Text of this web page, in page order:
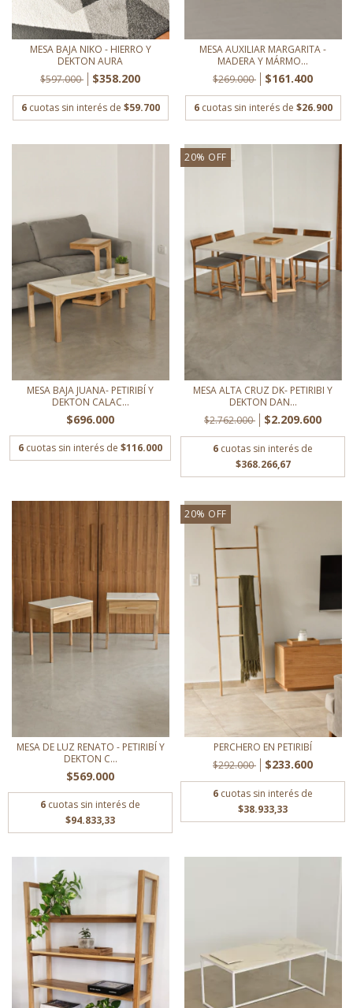
MESA BAJA NIKO - HIERRO Y
DEKTON AURA
$597.000
$358.200
6 cuotas sin interés de $59.700
MESA AUXILIAR MARGARITA -
MADERA Y MÁRMO...
$269.000
$161.400
6 cuotas sin interés de $26.900
MESA BAJA JUANA- PETIRIBÍ Y
DEKTON CALAC...
$696.000
6 cuotas sin interés de $116.000
20% OFF
MESA ALTA CRUZ DK- PETIRIBI Y
DEKTON DAN...
$2.762.000
$2.209.600
6 cuotas sin interés de
$368.266,67
MESA DE LUZ RENATO - PETIRIBÍ Y
DEKTON C...
$569.000
6 cuotas sin interés de
$94.833,33
20% OFF
PERCHERO EN PETIRIBÍ
$292.000
$233.600
6 cuotas sin interés de
$38.933,33